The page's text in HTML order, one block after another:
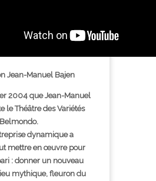
Jean-Manuel Bajen
2004 que Jean-Manuel
le Théâtre des Variétés
dynamique a
mettre en œuvre pour
: donner un nouveau
mythique, fleuron du